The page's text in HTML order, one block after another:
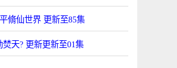
脩仙世界 更新至85集
天? 更新更新至01集